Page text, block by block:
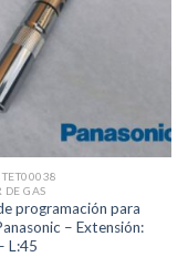
TET00038
DE GAS
programación para
– Extensión:
L:45